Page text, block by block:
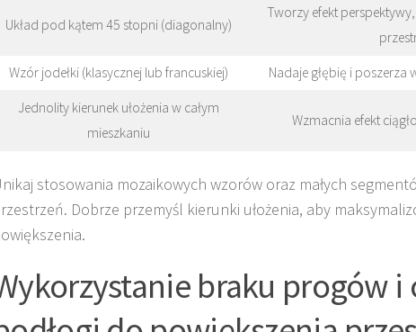
Układ pod kątem 45 stopni (diagonalny)
Tworzy efekt
Wzór jodełki (klasycznej lub francuskiej) Nadaje głębię i poszerza
Jednolity kierunek ułożenia w całym
mieszkaniu
Wzmacnia efekt
stosowania mozaikowych wzorów oraz małych
Dobrze przemyśl kierunki ułożenia, aby
braku progów i